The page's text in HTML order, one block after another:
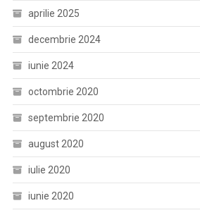
aprilie 2025
decembrie 2024
iunie 2024
octombrie 2020
septembrie 2020
august 2020
iulie 2020
iunie 2020